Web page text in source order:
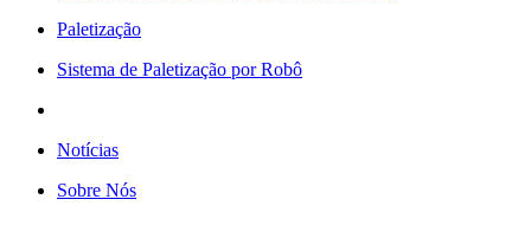
Paletização
Sistema de Paletização por Robô
Notícias
Sobre Nós